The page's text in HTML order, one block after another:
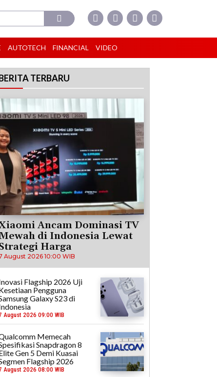
AUTOTECH FINANCIAL VIDEO
TERBARU
Ancam Dominasi TV
di Indonesia Lewat
Harga
August 2026 10:00 WIB
Flagship 2026 Uji
Pengguna
Galaxy S23 di
August 2026 09:00 WIB
Memecah
Snapdragon 8
Gen 5 Demi Kuasai
Flagship 2026
August 2026 08:00 WIB